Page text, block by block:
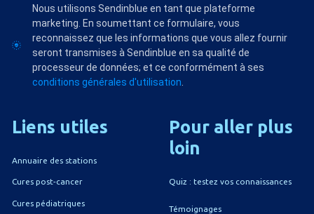
Nous utilisons Sendinblue en tant que plateforme
marketing. En soumettant ce formulaire, vous
reconnaissez que les informations que vous allez fournir
seront transmises à Sendinblue en sa qualité de
processeur de données; et ce conformément à ses
conditions générales d'utilisation
Liens utiles
Annuaire des stations
Cures post-cancer
Cures pédiatriques
Pour aller plus
loin
Quiz : testez vos connaissances
Témoignages